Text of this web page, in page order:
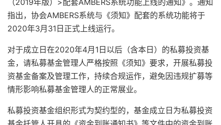
（2019年版）>配套AMBERS系统功能上线的通知》。通知
指出，协会AMBERS系统与《须知》配套的系统功能将于
2020年3月31日正式上线运行。
对于成立日在2020年4月1日以后（含本日）的私募投资基
金，请私募基金管理人严格按照《须知》要求，开展私募投
资基金备案及管理工作，持续合规运作，避免因违规扩募等
情形影响私募基金管理人的正常展业。
私募投资基金组织形式为契约型的，基金成立日为私募投资